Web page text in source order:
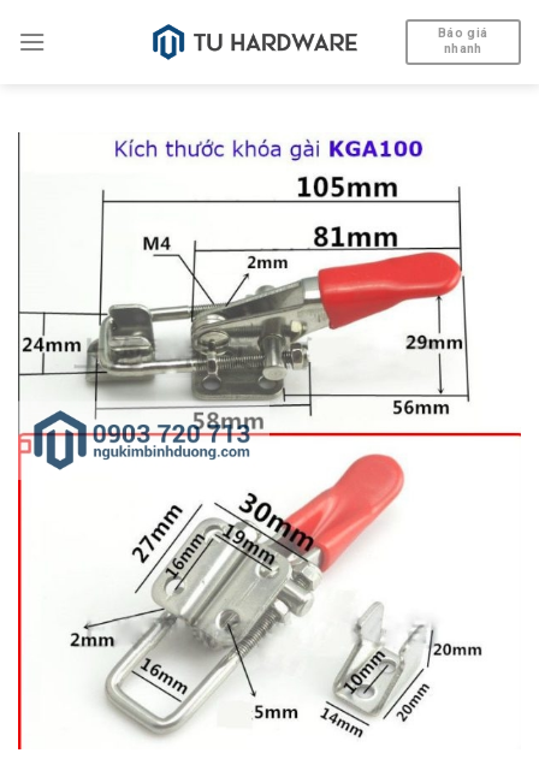
Báo giá
nhanh